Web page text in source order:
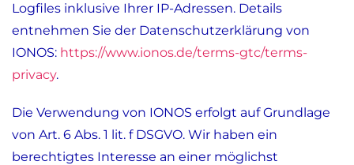
Logfiles inklusive Ihrer IP-Adressen. Details
entnehmen Sie der Datenschutzerklärung von
IONOS: https://www.ionos.de/terms-gtc/terms-
privacy.
Die Verwendung von IONOS erfolgt auf Grundlage
von Art. 6 Abs. 1 lit. f DSGVO. Wir haben ein
berechtigtes Interesse an einer möglichst